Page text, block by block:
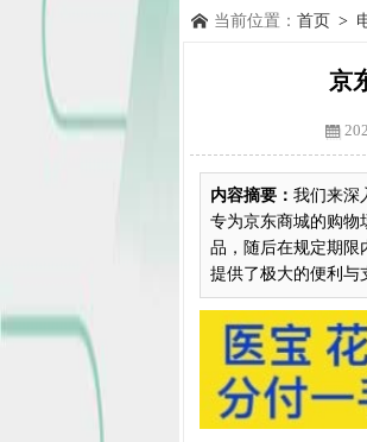
当前位置： 首页 >
京
内容摘要： 我们来深
专为京东商城的购物
品，随后在规定期限
提供了极大的便利与